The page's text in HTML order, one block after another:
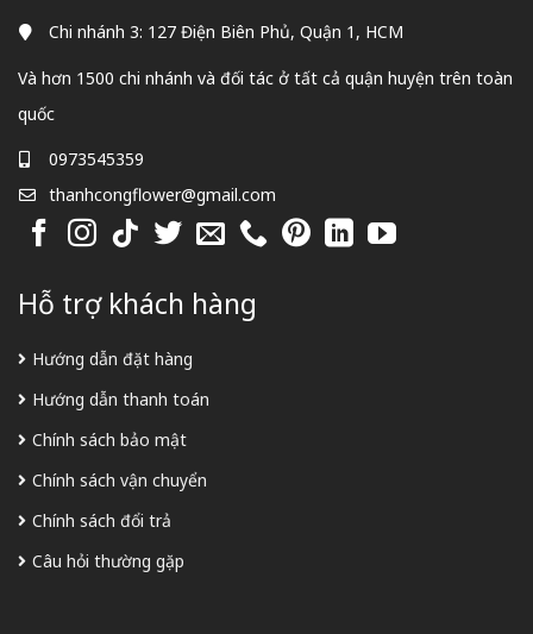
Chi nhánh 3: 127 Điện Biên Phủ, Quận 1, HCM
Và hơn 1500 chi nhánh và đối tác ở tất cả quận huyện trên toàn
quốc
0973545359
thanhcongflower@gmail.com
Hỗ trợ khách hàng
Hướng dẫn đặt hàng
Hướng dẫn thanh toán
Chính sách bảo mật
Chính sách vận chuyển
Chính sách đổi trả
Câu hỏi thường gặp